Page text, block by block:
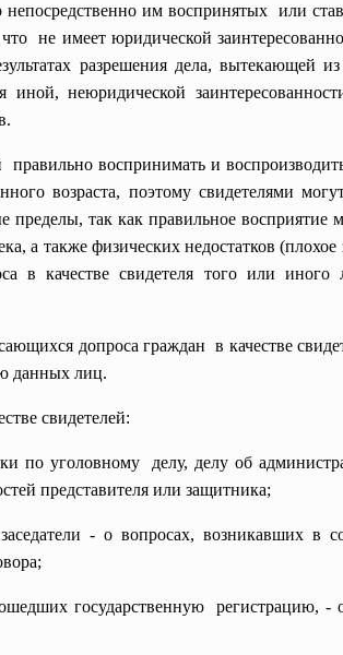
непосредственно им воспринятых или
не имеет юридической
разрешения дела, вытекающей
иной, неюридической
воспринимать и
возраста, поэтому свидетелями
пределы, так как правильное
а также физических недостатков
в качестве свидетеля того или
допроса граждан в качестве
данных лиц.
свидетелей:
по уголовному делу, делу об
представителя или защитника;
- о вопросах, возникавших в
государственную регистрацию, -